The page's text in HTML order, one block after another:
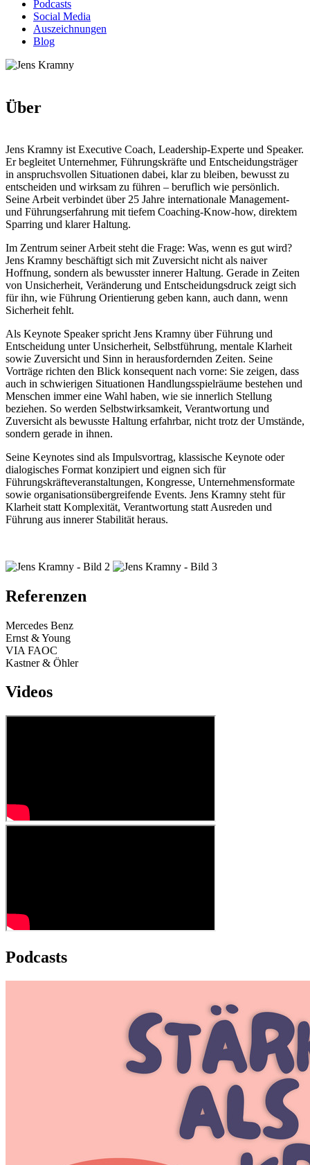
Podcasts
Social Media
Auszeichnungen
Blog
Über
Jens Kramny ist Executive Coach, Leadership-Experte und Speaker.
Er begleitet Unternehmer, Führungskräfte und Entscheidungsträger
in anspruchsvollen Situationen dabei, klar zu bleiben, bewusst zu
entscheiden und wirksam zu führen – beruflich wie persönlich.
Seine Arbeit verbindet über 25 Jahre internationale Management-
und Führungserfahrung mit tiefem Coaching-Know-how, direktem
Sparring und klarer Haltung.
Im Zentrum seiner Arbeit steht die Frage: Was, wenn es gut wird?
Jens Kramny beschäftigt sich mit Zuversicht nicht als naiver
Hoffnung, sondern als bewusster innerer Haltung. Gerade in Zeiten
von Unsicherheit, Veränderung und Entscheidungsdruck zeigt sich
für ihn, wie Führung Orientierung geben kann, auch dann, wenn
Sicherheit fehlt.
Als Keynote Speaker spricht Jens Kramny über Führung und
Entscheidung unter Unsicherheit, Selbstführung, mentale Klarheit
sowie Zuversicht und Sinn in herausfordernden Zeiten. Seine
Vorträge richten den Blick konsequent nach vorne: Sie zeigen, dass
auch in schwierigen Situationen Handlungsspielräume bestehen und
Menschen immer eine Wahl haben, wie sie innerlich Stellung
beziehen. So werden Selbstwirksamkeit, Verantwortung und
Zuversicht als bewusste Haltung erfahrbar, nicht trotz der Umstände,
sondern gerade in ihnen.
Seine Keynotes sind als Impulsvortrag, klassische Keynote oder
dialogisches Format konzipiert und eignen sich für
Führungskräfteveranstaltungen, Kongresse, Unternehmensformate
sowie organisationsübergreifende Events. Jens Kramny steht für
Klarheit statt Komplexität, Verantwortung statt Ausreden und
Führung aus innerer Stabilität heraus.
Referenzen
Mercedes Benz
Ernst & Young
VIA FAOC
Kastner & Öhler
Videos
Podcasts